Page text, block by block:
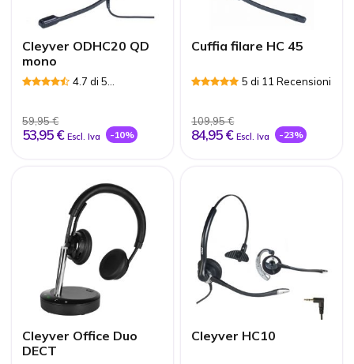
Cleyver ODHC20 QD
mono
4.7 di 5
59,95 €
53,95 € Escl. Iva -10%
Cuffia filare HC 45
5 di 11 Recensioni
109,95 €
84,95 € Escl. Iva -23%
Cleyver Office Duo
DECT
Cleyver HC10